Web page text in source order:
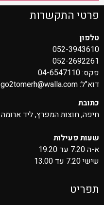
פרטי התקשרות
טלפון
052-3943610
052-2692261
פקס: 04-6547110
דוא"ל:go2tomerh@walla.com
כתובת
חיפה, חוצות המפרץ, ליד ארומה
שעות פעילות
א-ה 7.20 עד 19.20
שישי 7.20 עד 13.00
תפריט